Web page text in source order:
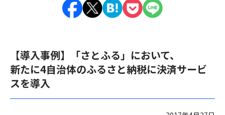
【導入事例】「さとふる」において、
新たに4自治体のふるさと納税に決済サービ
スを導入